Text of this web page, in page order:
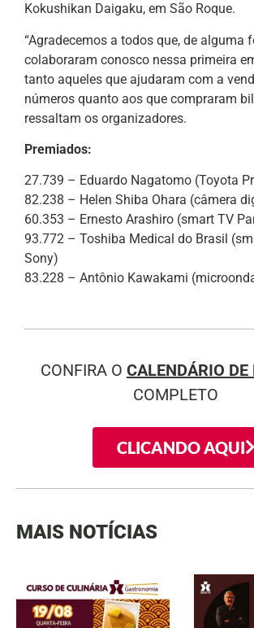
Kokushikan Daigaku, em São Roque.
“Agradecemos a todos que, de alguma
colaboraram conosco nessa primeira
tanto aqueles que ajudaram com a
números quanto aos que compraram
ressaltam os organizadores.
Premiados:
27.739 – Eduardo Nagatomo (Toyota
82.238 – Helen Shiba Ohara (câmera
60.353 – Ernesto Arashiro (smart TV
93.772 – Toshiba Medical do Brasil
Sony)
83.228 – Antônio Kawakami
CONFIRA O CALENDÁRIO DE
COMPLETO
CLICANDO AQUI
MAIS NOTÍCIAS